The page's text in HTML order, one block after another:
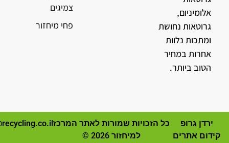
אלומיניום,
גרוטאות נחושת
ומתכות נלוות
אחרות במחיר
הטוב ביותר.
צמיגים
פחי מיחזור
ירדן גרופ
קידום אתרים
כל הזכויות שמורות לאתר המרכז
למיחזור 2026 ©